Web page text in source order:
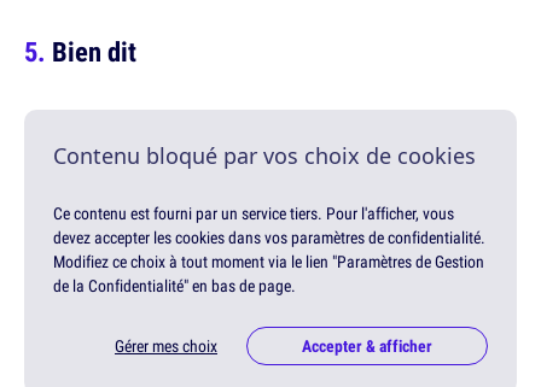
Bien dit
Contenu bloqué par vos choix de cookies
Ce contenu est fourni par un service tiers. Pour l'afficher, vous
devez accepter les cookies dans vos paramètres de confidentialité.
Modifiez ce choix à tout moment via le lien "Paramètres de Gestion
de la Confidentialité" en bas de page.
Gérer mes choix Accepter & afficher